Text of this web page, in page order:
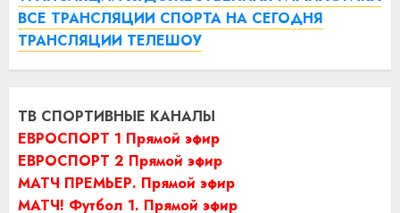
ВСЕ ТРАНСЛЯЦИИ СПОРТА НА СЕГОДНЯ
ТРАНСЛЯЦИИ ТЕЛЕШОУ
ТВ СПОРТИВНЫЕ КАНАЛЫ
ЕВРОСПОРТ 1 Прямой эфир
ЕВРОСПОРТ 2 Прямой эфир
МАТЧ ПРЕМЬЕР. Прямой эфир
МАТЧ! Футбол 1. Прямой эфир